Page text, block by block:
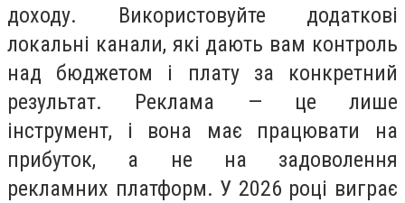
доходу. Використовуйте додаткові
локальні канали, які дають вам контроль
над бюджетом і плату за конкретний
результат. Реклама — це лише
інструмент, і вона має працювати на
прибуток, а не на задоволення
рекламних платформ. У 2026 році виграє